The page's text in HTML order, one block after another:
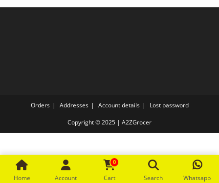
Orders Addresses Account details Lost password
Copyright © 2025 | A2ZGrocer
Home Account
0
Cart Search Whatsapp